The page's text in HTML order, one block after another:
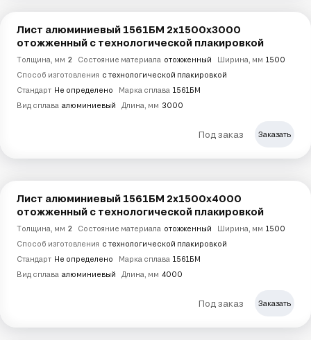
Лист алюминиевый 1561БМ 2х1500х3000
отожженный с технологической плакировкой
Толщина, мм 2 Состояние материала отожженный Ширина, мм 1500
Способ изготовления с технологической плакировкой
Стандарт Не определено Марка сплава 1561БМ
Вид сплава алюминиевый Длина, мм 3000
Под заказ Заказать
Лист алюминиевый 1561БМ 2х1500х4000
отожженный с технологической плакировкой
Толщина, мм 2 Состояние материала отожженный Ширина, мм 1500
Способ изготовления с технологической плакировкой
Стандарт Не определено Марка сплава 1561БМ
Вид сплава алюминиевый Длина, мм 4000
Под заказ Заказать